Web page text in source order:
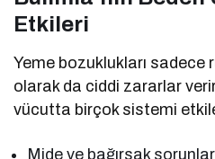
Etkileri
Yeme bozuklukları sadece
olarak da ciddi zararlar
vücutta birçok sistemi
Mide ve bağırsak